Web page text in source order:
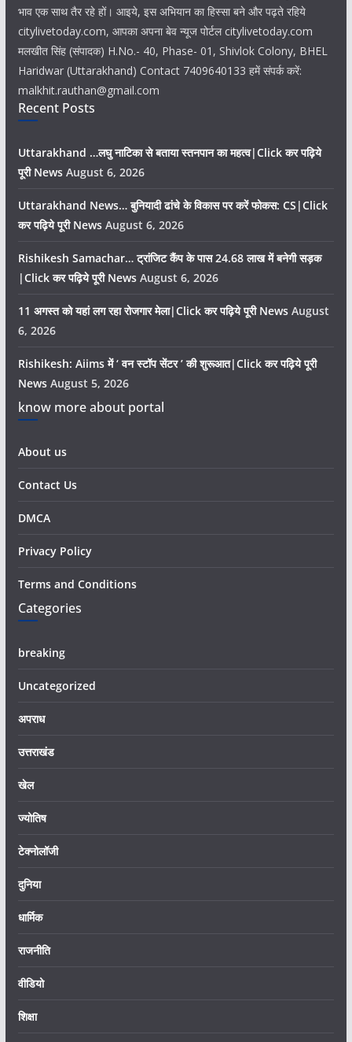
भाव एक साथ तैर रहे हों। आइये, इस अभियान का हिस्सा बने और पढ़ते रहिये
citylivetoday.com, आपका अपना बेव न्यूज पोर्टल citylivetoday.com
मलखीत सिंह (संपादक) H.No.- 40, Phase- 01, Shivlok Colony, BHEL
Haridwar (Uttarakhand) Contact 7409640133 हमें संपर्क करें:
malkhit.rauthan@gmail.com
Recent Posts
Uttarakhand …लघु नाटिका से बताया स्तनपान का महत्व|Click कर पढ़िये
पूरी News August 6, 2026
Uttarakhand News… बुनियादी ढांचे के विकास पर करें फोकस: CS|Click
कर पढ़िये पूरी News August 6, 2026
Rishikesh Samachar… ट्रांजिट कैंप के पास 24.68 लाख में बनेगी सड़क
|Click कर पढ़िये पूरी News August 6, 2026
11 अगस्त को यहां लग रहा रोजगार मेला|Click कर पढ़िये पूरी News August
6, 2026
Rishikesh: Aiims में ‘ वन स्टॉप सेंटर ’ की शुरूआत|Click कर पढ़िये पूरी
News August 5, 2026
know more about portal
About us
Contact Us
DMCA
Privacy Policy
Terms and Conditions
Categories
breaking
Uncategorized
अपराध
उत्तराखंड
खेल
ज्योतिष
टेक्नोलॉजी
दुनिया
धार्मिक
राजनीति
वीडियो
शिक्षा